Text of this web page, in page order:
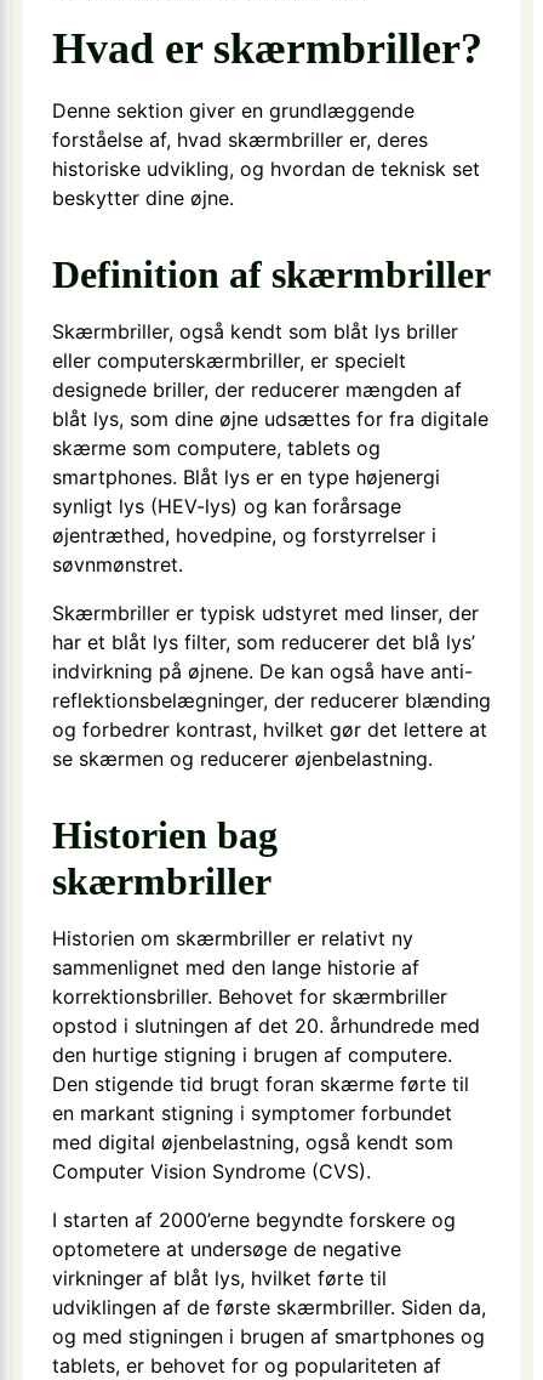
Hvad er skærmbriller?
Denne sektion giver en grundlæggende
forståelse af, hvad skærmbriller er, deres
historiske udvikling, og hvordan de teknisk set
beskytter dine øjne.
Definition af skærmbriller
Skærmbriller, også kendt som blåt lys briller
eller computerskærmbriller, er specielt
designede briller, der reducerer mængden af
blåt lys, som dine øjne udsættes for fra digitale
skærme som computere, tablets og
smartphones. Blåt lys er en type højenergi
synligt lys (HEV-lys) og kan forårsage
øjentræthed, hovedpine, og forstyrrelser i
søvnmønstret.
Skærmbriller er typisk udstyret med linser, der
har et blåt lys filter, som reducerer det blå lys’
indvirkning på øjnene. De kan også have anti-
reflektionsbelægninger, der reducerer blænding
og forbedrer kontrast, hvilket gør det lettere at
se skærmen og reducerer øjenbelastning.
Historien bag
skærmbriller
Historien om skærmbriller er relativt ny
sammenlignet med den lange historie af
korrektionsbriller. Behovet for skærmbriller
opstod i slutningen af det 20. århundrede med
den hurtige stigning i brugen af computere.
Den stigende tid brugt foran skærme førte til
en markant stigning i symptomer forbundet
med digital øjenbelastning, også kendt som
Computer Vision Syndrome (CVS).
I starten af 2000’erne begyndte forskere og
optometere at undersøge de negative
virkninger af blåt lys, hvilket førte til
udviklingen af de første skærmbriller. Siden da,
og med stigningen i brugen af smartphones og
tablets, er behovet for og populariteten af